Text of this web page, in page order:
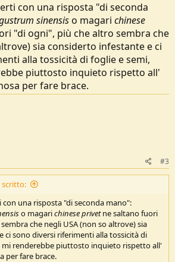
con una risposta "di seconda
sinensiso magari chinese
"di ogni", più che altro sembra che
sia considerto infestante e ci
alla tossicità di foglie e semi,
piuttosto inquieto rispetto all'
per fare brace.
#3
scritto:
una risposta "di seconda mano":
o magarichinese privetne saltano fuori
che negli USA (non so altrove) sia
ci sono diversi riferimenti alla tossicità di
mi renderebbe piuttosto inquieto rispetto all'
per fare brace.